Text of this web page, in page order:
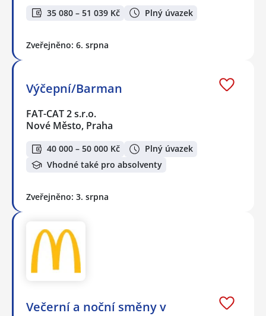
35 080 – 51 039 Kč Plný úvazek
Zveřejněno: 6. srpna
Výčepní/Barman
FAT-CAT 2 s.r.o.
Nové Město, Praha
40 000 – 50 000 Kč
Plný úvazek
Vhodné také pro absolventy
Zveřejněno: 3. srpna
Večerní a noční směny v